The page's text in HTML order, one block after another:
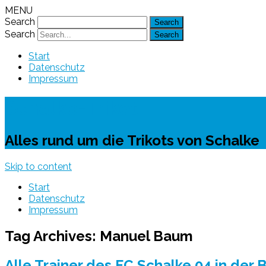
MENU
Search
Search
Start
Datenschutz
Impressum
Alles rund um die Trikots von Schalke
Skip to content
Start
Datenschutz
Impressum
Tag Archives: Manuel Baum